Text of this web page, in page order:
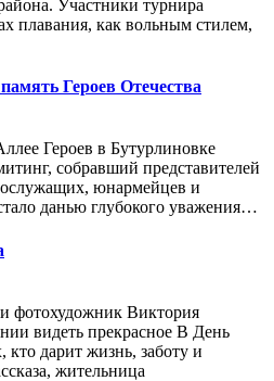
Участники турнира
плавания, как вольным стилем,
Героев Отечества
Героев в Бутурлиновке
собравший представителей
юнармейцев и
данью глубокого уважения…
и фотохудожник Виктория
видеть прекрасное В День
кто дарит жизнь, заботу и
жительница